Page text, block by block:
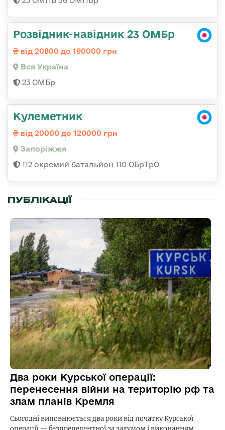
Розвідник-навідник 23 ОМБр
від 20800 до 190000 грн
Вся Україна
23 ОМБр
Кулеметник
від 20000 до 120000 грн
Запоріжжя
112 окремий батальйон 110 ОБрТрО
ПУБЛІКАЦІЇ
Два роки Курської операції:
перенесення війни на територію рф та
злам планів Кремля
Сьогодні виповнюється два роки від початку Курської